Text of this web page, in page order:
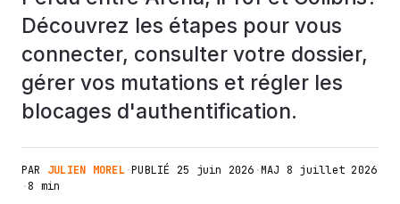
Découvrez les étapes pour vous
connecter, consulter votre dossier,
gérer vos mutations et régler les
blocages d'authentification.
PAR JULIEN MOREL·PUBLIÉ 25 juin 2026 ·MAJ 8 juillet 2026
·8 min